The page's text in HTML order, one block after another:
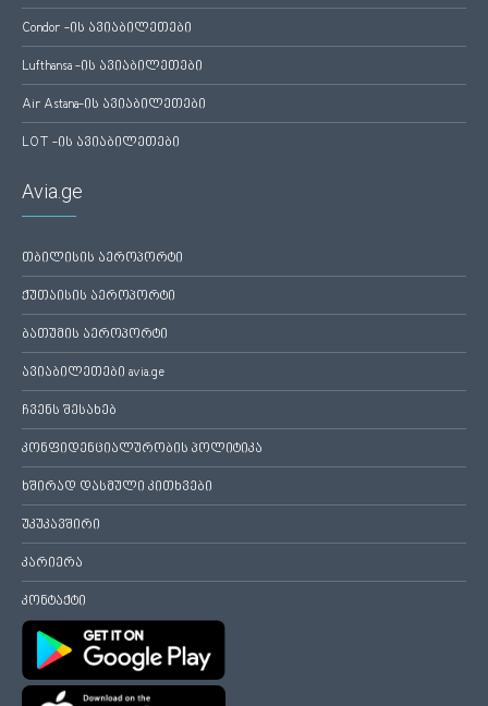
Condor -ის ავიაბილეთები
Lufthansa -ის ავიაბილეთები
Air Astana-ის ავიაბილეთები
LOT -ის ავიაბილეთები
Avia.ge
თბილისის აეროპორტი
ქუთაისის აეროპორტი
ბათუმის აეროპორტი
ავიაბილეთები avia.ge
ჩვენს შესახებ
კონფიდენციალურობის პოლიტიკა
ხშირად დასმული კითხვები
უკუკავშირი
კარიერა
კონტაქტი